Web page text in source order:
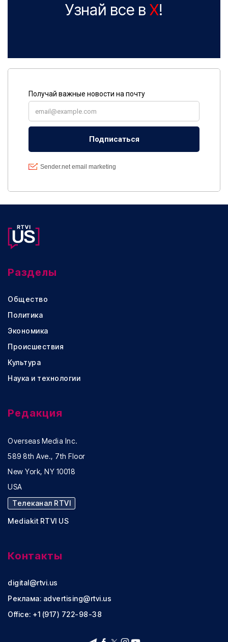
Узнай все в X!
Разделы
Общество
Политика
Экономика
Происшествия
Культура
Наука и технологии
Редакция
Overseas Media Inc.
589 8th Ave., 7th Floor
New York, NY 10018
USA
Телеканал RTVI
Mediakit RTVI US
Контакты
digital@rtvi.us
Реклама: advertising@rtvi.us
Office: +1 (917) 722-98-38